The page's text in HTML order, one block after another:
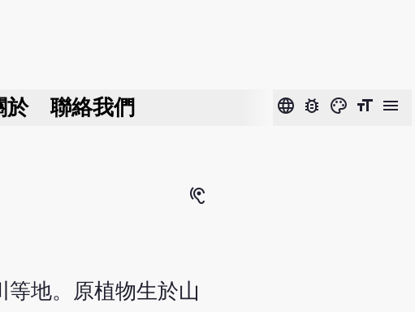
於 聯絡我們 language bug_report color_lens format_size menu
hearing
地。原植物生於山